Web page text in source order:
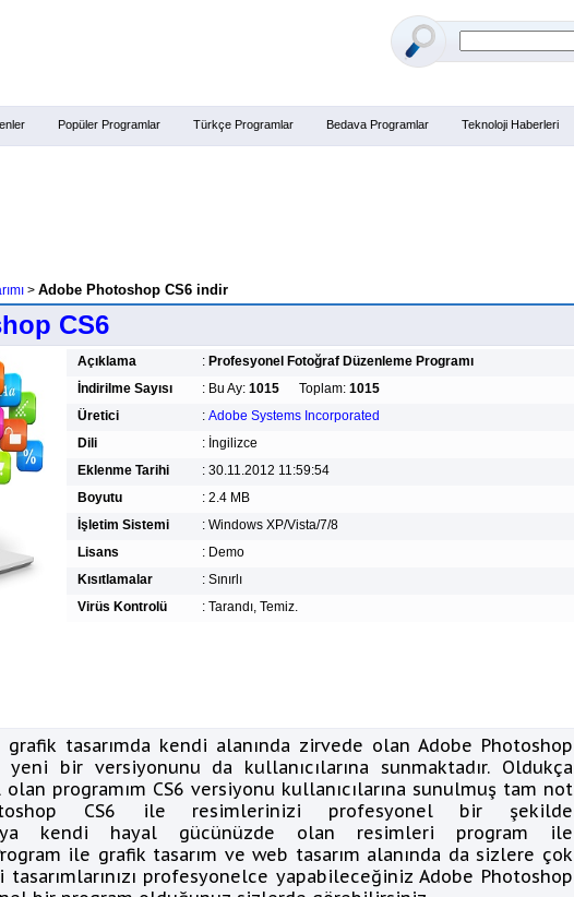
Popüler Programlar Türkçe Programlar Bedava Programlar Teknoloji Haberleri
> Adobe Photoshop CS6 indir
CS6
Açıklama : Profesyonel Fotoğraf Düzenleme Programı
İndirilme Sayısı
: Bu Ay: 1015 Toplam: 1015
Üretici
: Adobe Systems Incorporated
Dili
: İngilizce
Eklenme Tarihi
: 30.11.2012 11:59:54
Boyutu
: 2.4 MB
İşletim Sistemi
: Windows XP/Vista/7/8
Lisans
: Demo
Kısıtlamalar
: Sınırlı
Virüs Kontrolü
: Tarandı, Temiz.
tasarımda kendi alanında zirvede olan Adobe Photoshop
bir versiyonunu da kullanıcılarına sunmaktadır. Oldukça
programım CS6 versiyonu kullanıcılarına sunulmuş tam not
CS6 ile resimlerinizi profesyonel bir şekilde
kendi hayal gücünüzde olan resimleri program ile
ile grafik tasarım ve web tasarım alanında da sizlere çok
tasarımlarınızı profesyonelce yapabileceğiniz Adobe Photoshop